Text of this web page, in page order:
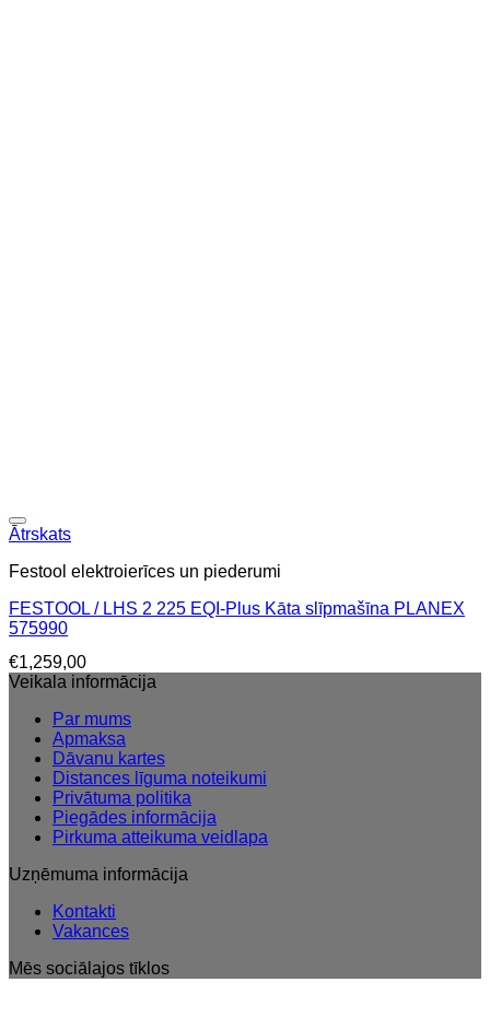
Ātrskats
Festool elektroierīces un piederumi
FESTOOL / LHS 2 225 EQI-Plus Kāta slīpmašīna PLANEX
575990
€1,259,00
Veikala informācija
Par mums
Apmaksa
Dāvanu kartes
Distances līguma noteikumi
Privātuma politika
Piegādes informācija
Pirkuma atteikuma veidlapa
Uzņēmuma informācija
Kontakti
Vakances
Mēs sociālajos tīklos